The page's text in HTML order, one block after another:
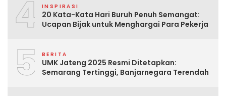
4 INSPIRASI
20 Kata-Kata Hari Buruh Penuh Semangat:
Ucapan Bijak untuk Menghargai Para Pekerja
5 BERITA
UMK Jateng 2025 Resmi Ditetapkan:
Semarang Tertinggi, Banjarnegara Terendah